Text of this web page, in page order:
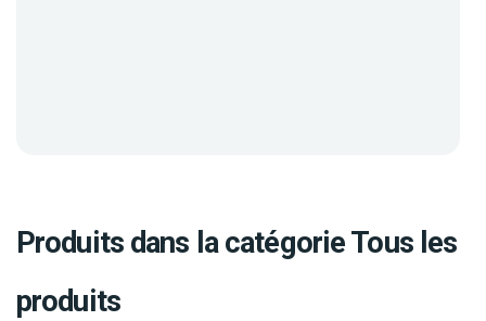
Produits dans la catégorie Tous les
produits